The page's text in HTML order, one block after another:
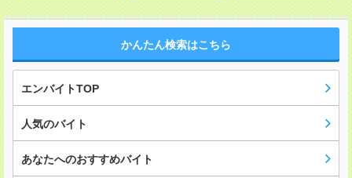
かんたん検索はこちら
エンバイトTOP
人気のバイト
あなたへのおすすめバイト